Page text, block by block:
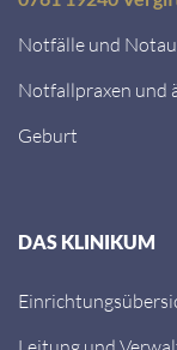
Notfälle und
Notfallpraxen und
Geburt
DAS KLINIKUM